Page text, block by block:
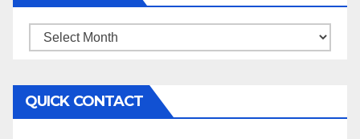
महिने
अनुसार
पढ़ें
QUICK CONTACT